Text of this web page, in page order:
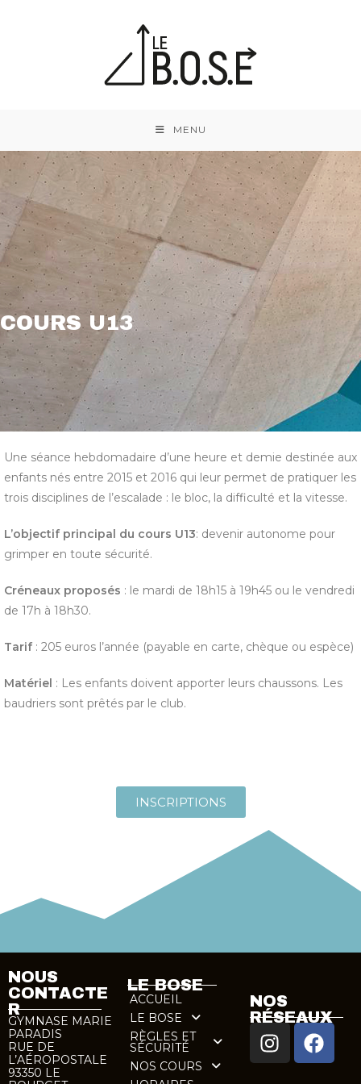
MENU
COURS U13
Une séance hebdomadaire d’une heure et demie destinée aux
enfants nés entre 2015 et 2016 qui leur permet de pratiquer les
trois disciplines de l’escalade : le bloc, la difficulté et la vitesse.
L’objectif principal du cours U13: devenir autonome pour
grimper en toute sécurité.
Créneaux proposés : le mardi de 18h15 à 19h45 ou le vendredi
de 17h à 18h30.
Tarif : 205 euros l’année (payable en carte, chèque ou espèce)
Matériel : Les enfants doivent apporter leurs chaussons. Les
baudriers sont prêtés par le club.
INSCRIPTIONS
NOUS
CONTACTE
R
GYMNASE MARIE
PARADIS
RUE DE
L’AÉROPOSTALE
93350 LE
LE BOSE
ACCUEIL
LE BOSE
RÈGLES ET
SÉCURITÉ
NOS COURS
NOS
RÉSEAUX